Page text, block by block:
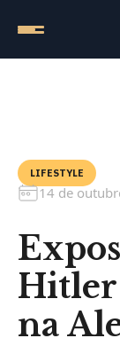
LIFESTYLE
14 de
Hitler
na